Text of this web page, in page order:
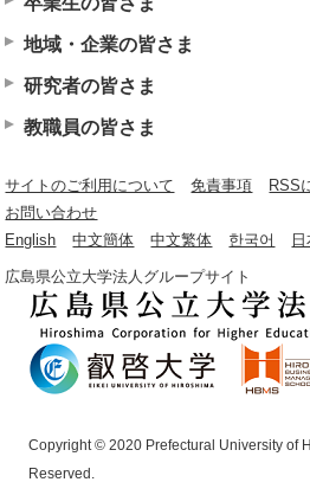
地域・企業の皆さま
研究者の皆さま
教職員の皆さま
サイトのご利用について 免責事項 RSS
お問い合わせ
English
中文簡体 中文繁体 한국어
広島県公立大学法人グループサイト
Copyright © 2020 Prefectural University of
Reserved.